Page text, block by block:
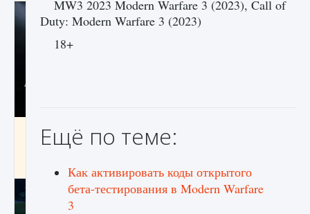
Все новые функции Ultimate Team в EA FC
MW3 2023 Modern Warfare 3 (2023), Call of
Duty: Modern Warfare 3 (2023)
18+
Ещё по теме:
Как активировать коды открытого
бета-тестирования в Modern Warfare
3